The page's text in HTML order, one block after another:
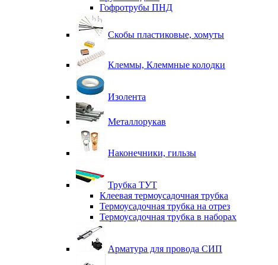
Гофротрубы ПНД
Скобы пластиковые, хомуты
Клеммы, Клеммные колодки
Изолента
Металлорукав
Наконечники, гильзы
Трубка ТУТ
Клеевая термоусадочная трубка
Термоусадочная трубка на отрез
Термоусадочная трубка в наборах
Арматура для провода СИП